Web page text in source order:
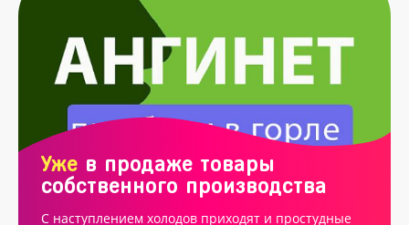
Уже в продаже товары
собственного производства
С наступлением холодов приходят и простудные